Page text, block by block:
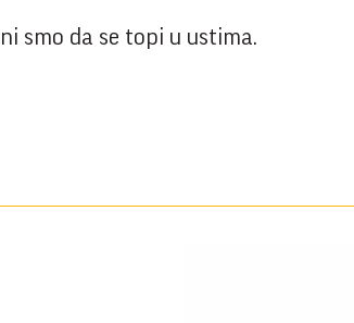
smo da se topi u ustima.